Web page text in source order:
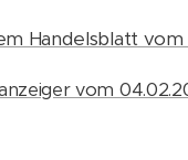
Handelsblatt vom
vom